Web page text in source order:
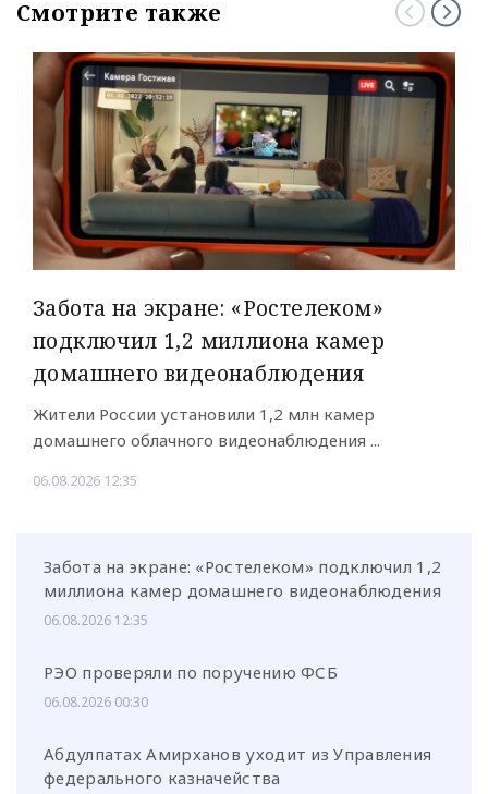
Смотрите также
Забота на экране: «Ростелеком»
подключил 1,2 миллиона камер
домашнего видеонаблюдения
Жители России установили 1,2 млн камер
домашнего облачного видеонаблюдения ...
06.08.2026 12:35
Забота на экране: «Ростелеком» подключил 1,2
миллиона камер домашнего видеонаблюдения
06.08.2026 12:35
РЭО проверяли по поручению ФСБ
06.08.2026 00:30
Абдулпатах Амирханов уходит из Управления
федерального казначейства